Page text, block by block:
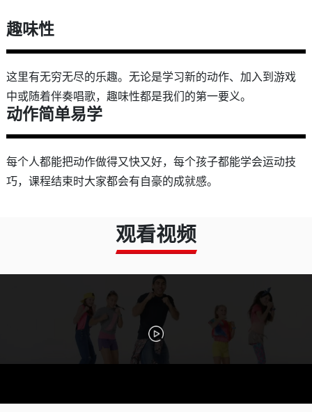
趣味性
这里有无穷无尽的乐趣。无论是学习新的动作、加入到游戏
中或随着伴奏唱歌，趣味性都是我们的第一要义。
动作简单易学
每个人都能把动作做得又快又好，每个孩子都能学会运动技
巧，课程结束时大家都会有自豪的成就感。
观看视频